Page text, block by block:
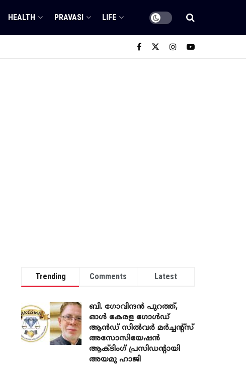
HEALTH PRAVASI LIFE
Trending Comments Latest
ബി. ​ഗോവിന്ദൻ പുറത്ത്,
ഓൾ കേരള ഗോൾഡ്
ആൻഡ് സിൽവർ മർച്ചന്റ്സ്
അസോസിയേഷൻ
ആക്ടിംഗ് പ്രസിഡന്റായി
അയമു ഹാജി